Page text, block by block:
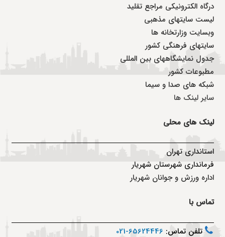
درگاه الکترونیکی مراجع تقلید
لیست سایتهای مذهبی
وبسایت وزارتخانه ها
سایتهای فرهنگی کشور
جدول نمایشگاههای بین المللی
مطبوعات کشور
شبکه های صدا و سیما
سایر لینک ها
لینک های محلی
استانداری تهران
فرمانداری شهرستان شهریار
اداره ورزش و جوانان شهریار
تماس با
تلفن تماس: 65624446-021